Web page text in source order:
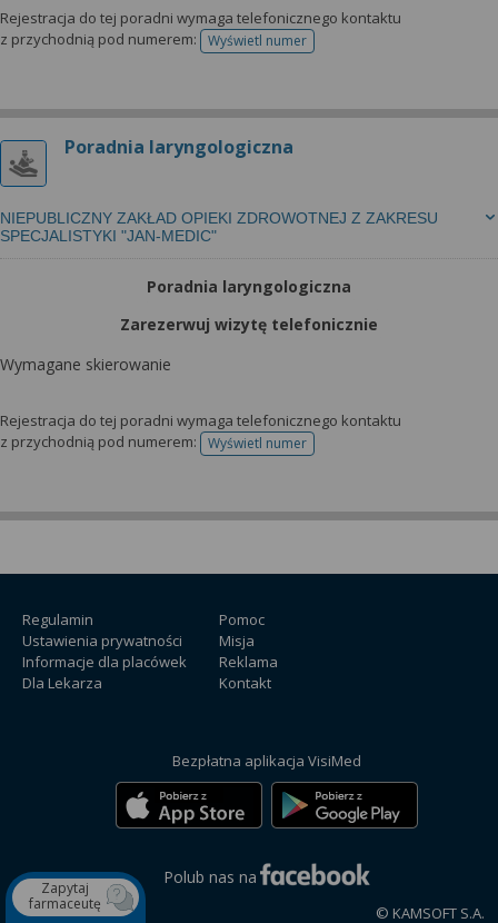
Rejestracja do tej poradni wymaga telefonicznego kontaktu
z przychodnią pod numerem:
Wyświetl numertelefonu do rejestracji
Poradnia laryngologiczna
NIEPUBLICZNY ZAKŁAD OPIEKI ZDROWOTNEJ Z ZAKRESU
SPECJALISTYKI "JAN-MEDIC"
Poradnia laryngologiczna
Zarezerwuj wizytę telefonicznie
Wymagane skierowanie
Rejestracja do tej poradni wymaga telefonicznego kontaktu
z przychodnią pod numerem:
Wyświetl numertelefonu do rejestracji
Regulamin
Ustawienia prywatności
Informacje dla placówek
Dla Lekarza
Pomoc
Misja
Reklama
Kontakt
Bezpłatna aplikacja VisiMed
Polub nas na
© KAMSOFT S.A.
Zapytaj
farmaceutę